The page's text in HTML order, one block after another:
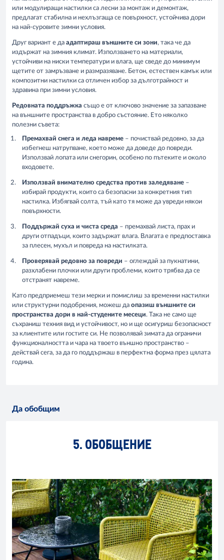
или модулиращи настилки са лесни за монтаж и демонтаж,
предлагат стабилна и нехлъзгаща се повърхност, устойчива дори
на най-суровите зимни условия.
Друг вариант е да адаптираш външните си зони, така че да
издържат на зимния климат. Използването на материали,
устойчиви на ниски температури и влага, ще сведе до минимум
щетите от замръзване и размразяване. Бетон, естествен камък или
композитни настилки са отличен избор за дълготрайност и
здравина при зимни условия.
Редовната поддръжка също е от ключово значение за запазване
на външните пространства в добро състояние. Ето няколко
полезни съвета:
Премахвай снега и леда навреме – почиствай редовно, за да
избегнеш натрупване, което може да доведе до повреди.
Използвай лопата или снегорин, особено по пътеките и около
входовете.
Използвай внимателно средства против заледяване –
избирай продукти, които са безопасни за конкретния тип
настилка. Избягвай солта, тъй като тя може да увреди някои
повърхности.
Поддържай суха и чиста среда – премахвай листа, прах и
други отпадъци, които задържат влага. Влагата е предпоставка
за плесен, мухъл и повреда на настилката.
Проверявай редовно за повреди – оглеждай за пукнатини,
разхлабени плочки или други проблеми, които трябва да се
отстранят навреме.
Като предприемеш тези мерки и помислиш за временни настилки
или структурни подобрения, можеш да опазиш външните си
пространства дори в най-студените месеци. Така не само ще
съхраниш техния вид и устойчивост, но и ще осигуриш безопасност
за клиентите или гостите си. Не позволявай зимата да ограничи
функционалността и чара на твоето външно пространство –
действай сега, за да го поддържаш в перфектна форма през цялата
година.
Да обобщим
5. ОБОБЩЕНИЕ